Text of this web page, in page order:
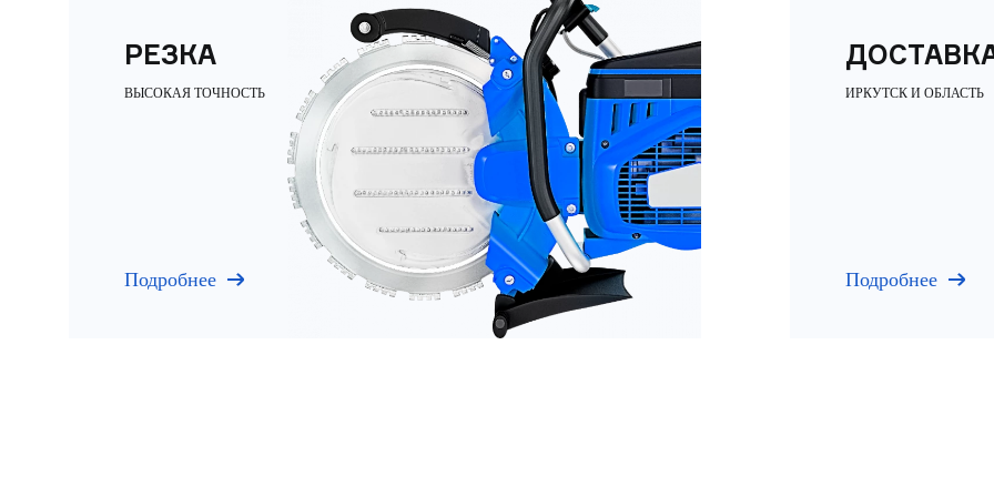
РЕЗКА
ВЫСОКАЯ ТОЧНОСТЬ
Подробнее
ИРКУТСК И ОБЛАСТЬ
Подробнее